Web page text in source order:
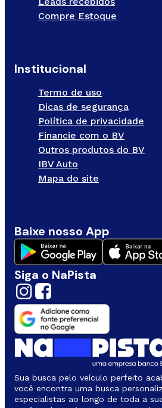
Compre Estoque
Institucional
Termo de uso
Dicas de segurança
Política de privacidade
Financie com o BV
Outros produtos do BV
IBV Auto
Mapa do site
Baixe nosso App
Siga o NaPista
Sua busca pelo veículo perfeito
você encontra uma busca
especialistas ao longo de toda a